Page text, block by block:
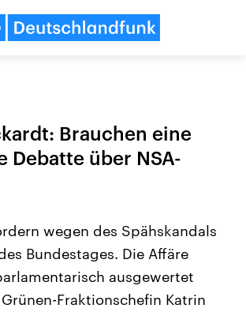
Anhalt
USA
Aktuelle Beiträge,
Hintergründe
Brauchen eine
Debatte über NSA-
wegen des Spähskandals
Bundestages. Die Affäre
ausgewertet
Fraktionschefin Katrin